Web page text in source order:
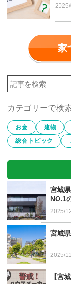
予約が必
「お施主様
いざ、完成見
宮城県・仙台
完成見学
お施主様の
家
カテゴリーで検
お金 建物
総合トピック
宮城
NO.1
2025/
宮城
2025/
【宮